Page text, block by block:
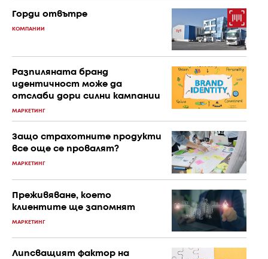
Горди отвътре
КОМПАНИИ
Разпиляната бранд
идентичност може да
отслаби дори силни кампании
МАРКЕТИНГ
Защо страхотните продукти
все още се провалят?
МАРКЕТИНГ
Преживяване, което
клиентите ще запомнят
МАРКЕТИНГ
Липсващият фактор на